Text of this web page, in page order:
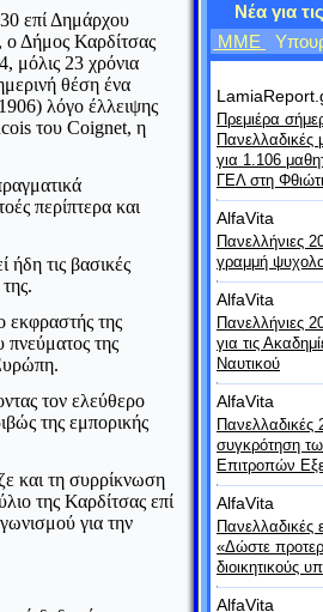
επί Δημάρχου
ο Δήμος Καρδίτσας
μόλις 23 χρόνια
θέση ένα
λόγο έλλειψης
του Coignet, η
περίπτερα και
ήδη τις βασικές
εκφραστής της
πνεύματος της
τον ελεύθερο
της εμπορικής
και τη συρρίκνωση
της Καρδίτσας επί
για την
Νέα για
ΜΜΕ
Πρεμιέρα
Πανελλαδικές
για 1.106
ΓΕΛ στη
AlfaVita
Πανελλήνιες
γραμμή
AlfaVita
Πανελλήνιες
για τις
Ναυτικού
AlfaVita
Πανελλαδικές
συγκρότηση
Επιτροπών
AlfaVita
Πανελλαδικές
«Δώστε
διοικητικούς
AlfaVita